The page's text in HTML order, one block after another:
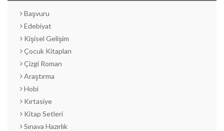
Başvuru
Edebiyat
Kişisel Gelişim
Çocuk Kitapları
Çizgi Roman
Araştırma
Hobi
Kırtasiye
Kitap Setleri
Sınava Hazırlık